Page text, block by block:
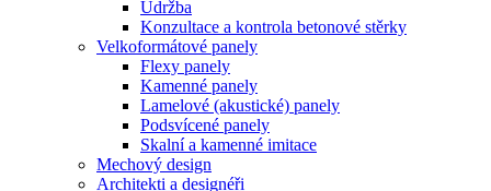
Údržba
Konzultace a kontrola betonové stěrky
Velkoformátové panely
Flexy panely
Kamenné panely
Lamelové (akustické) panely
Podsvícené panely
Skalní a kamenné imitace
Mechový design
Architekti a designéři